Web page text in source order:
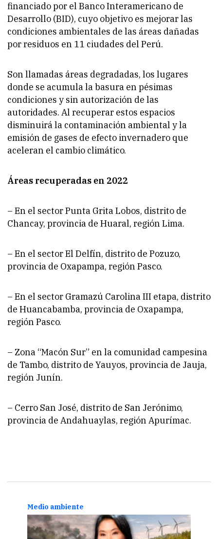
financiado por el Banco Interamericano de
Desarrollo (BID), cuyo objetivo es mejorar las
condiciones ambientales de las áreas dañadas
por residuos en 11 ciudades del Perú.
Son llamadas áreas degradadas, los lugares
donde se acumula la basura en pésimas
condiciones y sin autorización de las
autoridades. Al recuperar estos espacios
disminuirá la contaminación ambiental y la
emisión de gases de efecto invernadero que
aceleran el cambio climático.
Áreas recuperadas en 2022
– En el sector Punta Grita Lobos, distrito de
Chancay, provincia de Huaral, región Lima.
– En el sector El Delfín, distrito de Pozuzo,
provincia de Oxapampa, región Pasco.
– En el sector Gramazú Carolina III etapa, distrito
de Huancabamba, provincia de Oxapampa,
región Pasco.
– Zona “Macón Sur” en la comunidad campesina
de Tambo, distrito de Yauyos, provincia de Jauja,
región Junín.
– Cerro San José, distrito de San Jerónimo,
provincia de Andahuaylas, región Apurímac.
Medio ambiente